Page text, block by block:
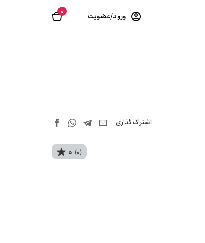
0 ورود/عضویت
اشتراک‌ گذاری
0 (0)